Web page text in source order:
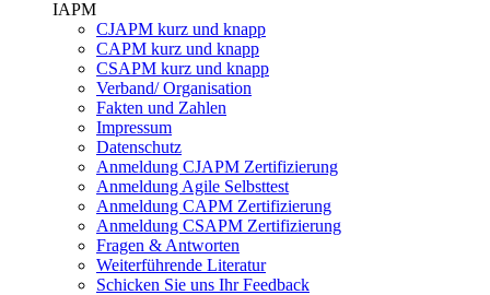
IAPM
CJAPM kurz und knapp
CAPM kurz und knapp
CSAPM kurz und knapp
Verband/ Organisation
Fakten und Zahlen
Impressum
Datenschutz
Anmeldung CJAPM Zertifizierung
Anmeldung Agile Selbsttest
Anmeldung CAPM Zertifizierung
Anmeldung CSAPM Zertifizierung
Fragen & Antworten
Weiterführende Literatur
Schicken Sie uns Ihr Feedback